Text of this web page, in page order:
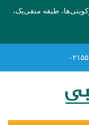
طبقه منفی‌یک،